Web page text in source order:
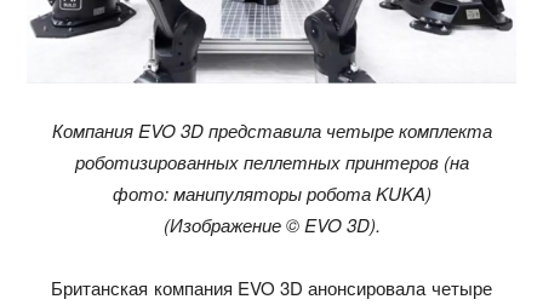
Компания EVO 3D представила четыре комплекта
роботизированных пеллетных принтеров (на
фото: манипуляторы робота KUKA)
(Изображение © EVO 3D).
Британская компания EVO 3D анонсировала четыре